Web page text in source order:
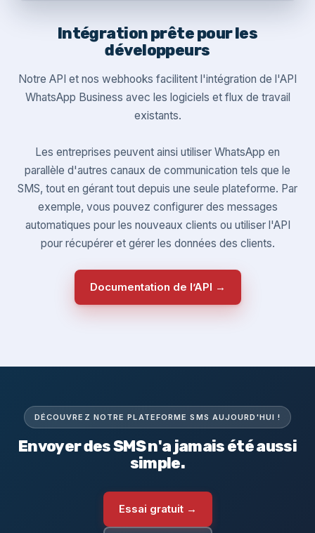
Intégration prête pour les
développeurs
Notre API et nos webhooks facilitent l'intégration de l'API
WhatsApp Business avec les logiciels et flux de travail
existants.
Les entreprises peuvent ainsi utiliser WhatsApp en
parallèle d'autres canaux de communication tels que le
SMS, tout en gérant tout depuis une seule plateforme. Par
exemple, vous pouvez configurer des messages
automatiques pour les nouveaux clients ou utiliser l'API
pour récupérer et gérer les données des clients.
Documentation de l’API →
DÉCOUVREZ NOTRE PLATEFORME SMS AUJOURD'HUI !
Envoyer des SMS n'a jamais été aussi
simple.
Essai gratuit →